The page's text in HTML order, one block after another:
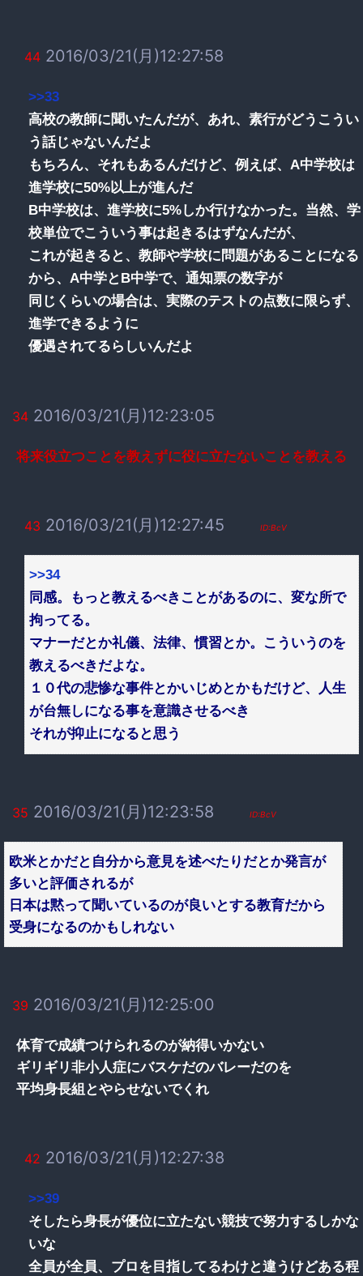
44 2016/03/21(月)12:27:58
>>33
高校の教師に聞いたんだが、あれ、素行がどうこうい
う話じゃないんだよ
もちろん、それもあるんだけど、例えば、A中学校は
進学校に50%以上が進んだ
B中学校は、進学校に5%しか行けなかった。当然、学
校単位でこういう事は起きるはずなんだが、
これが起きると、教師や学校に問題があることになる
から、A中学とB中学で、通知票の数字が
同じくらいの場合は、実際のテストの点数に限らず、
進学できるように
優遇されてるらしいんだよ
34 2016/03/21(月)12:23:05
将来役立つことを教えずに役に立たないことを教える
43 2016/03/21(月)12:27:45 ID:BcV
>>34
同感。もっと教えるべきことがあるのに、変な所で
拘ってる。
マナーだとか礼儀、法律、慣習とか。こういうのを
教えるべきだよな。
１０代の悲惨な事件とかいじめとかもだけど、人生
が台無しになる事を意識させるべき
それが抑止になると思う
35 2016/03/21(月)12:23:58 ID:BcV
欧米とかだと自分から意見を述べたりだとか発言が
多いと評価されるが
日本は黙って聞いているのが良いとする教育だから
受身になるのかもしれない
39 2016/03/21(月)12:25:00
体育で成績つけられるのが納得いかない
ギリギリ非小人症にバスケだのバレーだのを
平均身長組とやらせないでくれ
42 2016/03/21(月)12:27:38
>>39
そしたら身長が優位に立たない競技で努力するしかな
いな
全員が全員、プロを目指してるわけと違うけどある程